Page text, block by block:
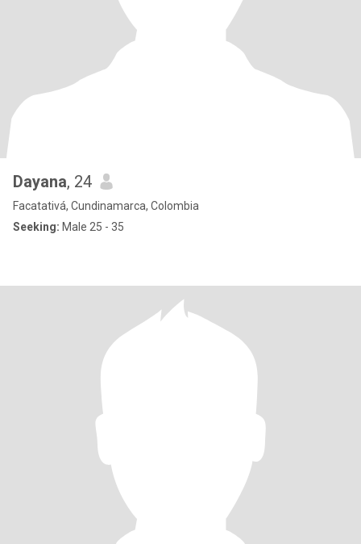
Dayana, 24
Facatativá, Cundinamarca, Colombia
Seeking: Male 25 - 35